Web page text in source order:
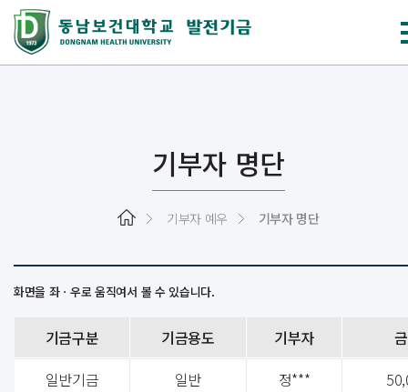
기부자 명단
기부자 예우 기부자 명단
기금구분 기금용도 기부자
일반기금
일반 정***